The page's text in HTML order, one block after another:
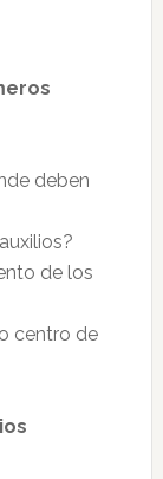
deben
de los
centro de